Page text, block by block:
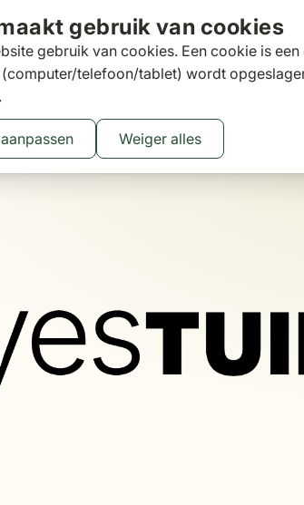
gebruik van cookies
gebruik van cookies. Een cookie is
telefoon/tablet) wordt
Weiger alles
Zoeken
Toggle submenu for Tuinsets
Toggle submenu for
Toggle
bezorgd 16 XXL Experience Stores